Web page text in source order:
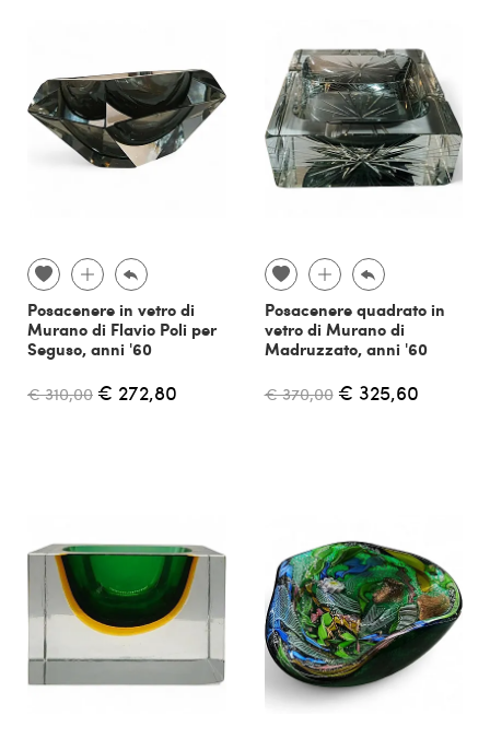
Posacenere in vetro di
Murano di Flavio Poli per
Seguso, anni '60
€ 310,00 € 272,80
Posacenere quadrato in
vetro di Murano di
Madruzzato, anni '60
€ 370,00 € 325,60